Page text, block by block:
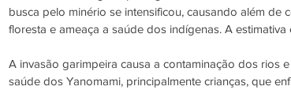
busca pelo minério se intensificou, causando além de
floresta e ameaça a saúde dos indígenas. A
A invasão garimpeira causa a contaminação dos rios
saúde dos Yanomami, principalmente crianças, que